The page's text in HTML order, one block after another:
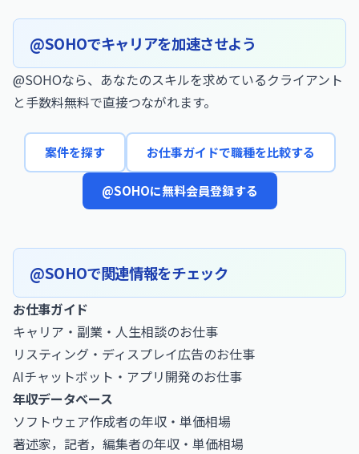
@SOHOでキャリアを加速させよう
@SOHOなら、あなたのスキルを求めているクライアント
と手数料無料で直接つながれます。
案件を探す お仕事ガイドで職種を比較する
@SOHOに無料会員登録する
@SOHOで関連情報をチェック
お仕事ガイド
キャリア・副業・人生相談のお仕事
リスティング・ディスプレイ広告のお仕事
AIチャットボット・アプリ開発のお仕事
年収データベース
ソフトウェア作成者の年収・単価相場
著述家，記者，編集者の年収・単価相場